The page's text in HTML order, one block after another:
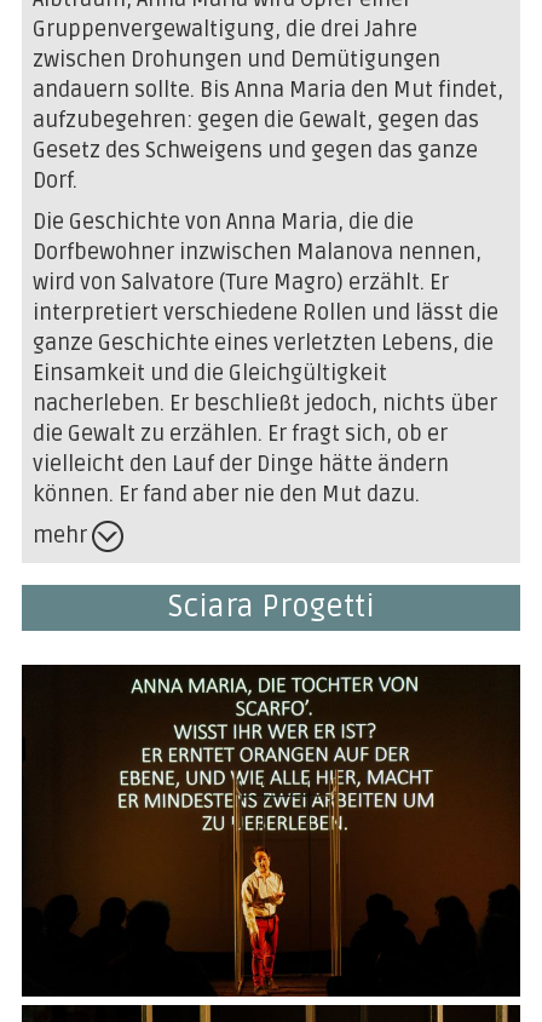
Gruppenvergewaltigung, die drei Jahre
zwischen Drohungen und Demütigungen
andauern sollte. Bis Anna Maria den Mut findet,
aufzubegehren: gegen die Gewalt, gegen das
Gesetz des Schweigens und gegen das ganze
Dorf.
Die Geschichte von Anna Maria, die die
Dorfbewohner inzwischen Malanova nennen,
wird von Salvatore (Ture Magro) erzählt. Er
interpretiert verschiedene Rollen und lässt die
ganze Geschichte eines verletzten Lebens, die
Einsamkeit und die Gleichgültigkeit
nacherleben. Er beschließt jedoch, nichts über
die Gewalt zu erzählen. Er fragt sich, ob er
vielleicht den Lauf der Dinge hätte ändern
können. Er fand aber nie den Mut dazu.
mehr
Sciara Progetti